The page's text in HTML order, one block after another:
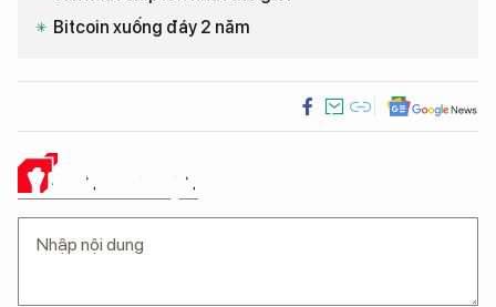
Bitcoin xuống đáy 2 năm
Ý KIẾN CỦA BẠN